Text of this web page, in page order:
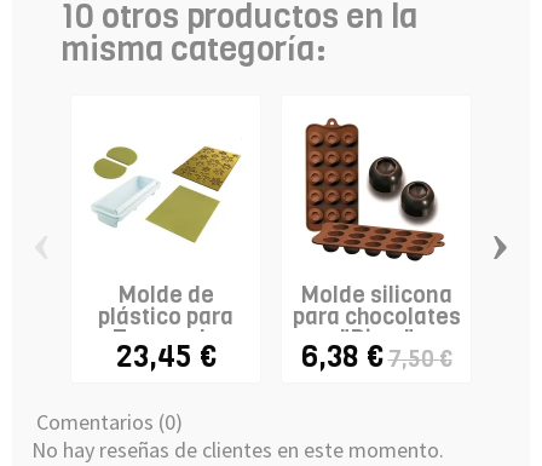
10 otros productos en la
misma categoría:
Molde de
plástico para
Tronco de
Navidad -...
23,45 €
Molde silicona
para chocolates
"Diam"
6,38 €7,50 €
›
Comentarios (0)
No hay reseñas de clientes en este momento.